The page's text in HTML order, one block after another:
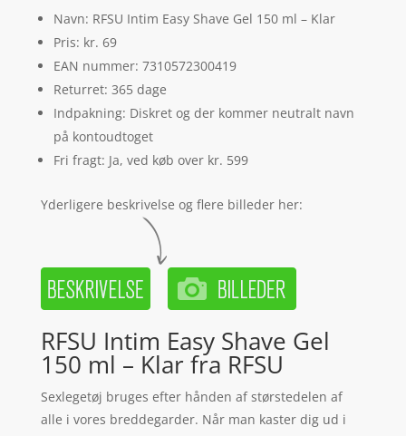
Navn: RFSU Intim Easy Shave Gel 150 ml – Klar
Pris: kr. 69
EAN nummer: 7310572300419
Returret: 365 dage
Indpakning: Diskret og der kommer neutralt navn
på kontoudtoget
Fri fragt: Ja, ved køb over kr. 599
Yderligere beskrivelse og flere billeder her:
RFSU Intim Easy Shave Gel
150 ml – Klar fra RFSU
Sexlegetøj bruges efter hånden af størstedelen af
alle i vores breddegarder. Når man kaster dig ud i